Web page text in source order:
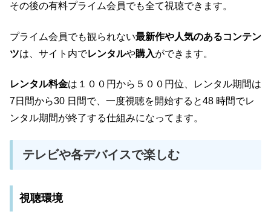
その後の有料プライム会員でも全て視聴できます。
プライム会員でも観られない最新作や人気のあるコンテン
ツは、サイト内でレンタルや購入ができます。
レンタル料金は１００円から５００円位、レンタル期間は
7日間から30 日間で、一度視聴を開始すると48 時間でレ
ンタル期間が終了する仕組みになってます。
テレビや各デバイスで楽しむ
視聴環境